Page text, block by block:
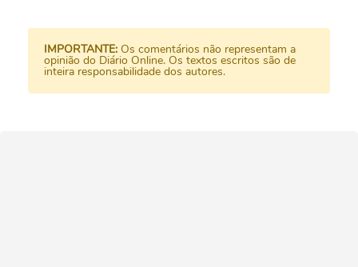
IMPORTANTE: Os comentários não representam a
opinião do Diário Online. Os textos escritos são de
inteira responsabilidade dos autores.